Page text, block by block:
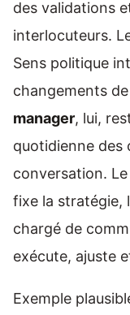
des validations
interlocuteurs.
Sens politique
changements
manager, lui,
quotidienne des
conversation. Le
fixe la stratégie,
chargé de
exécute, ajuste
Exemple